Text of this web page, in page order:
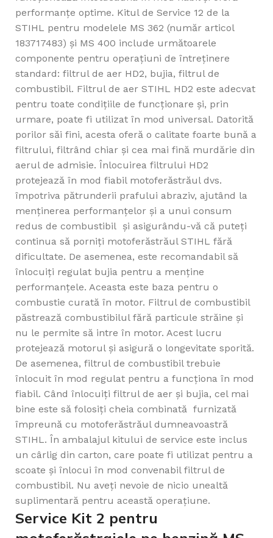
performanțe optime. Kitul de Service 12 de la
STIHL pentru modelele MS 362 (număr articol
183717483) și MS 400 include următoarele
componente pentru operaţiuni de întreținere
standard: filtrul de aer HD2, bujia, filtrul de
combustibil. Filtrul de aer STIHL HD2 este adecvat
pentru toate condițiile de funcționare și, prin
urmare, poate fi utilizat în mod universal. Datorită
porilor săi fini, acesta oferă o calitate foarte bună a
filtrului, filtrând chiar și cea mai fină murdărie din
aerul de admisie. Înlocuirea filtrului HD2
protejează în mod fiabil motoferăstrăul dvs.
împotriva pătrunderii prafului abraziv, ajutând la
menținerea performanțelor și a unui consum
redus de combustibil și asigurându-vă că puteți
continua să porniți motoferăstrăul STIHL fără
dificultate. De asemenea, este recomandabil să
înlocuiți regulat bujia pentru a menține
performanțele. Aceasta este baza pentru o
combustie curată în motor. Filtrul de combustibil
păstrează combustibilul fără particule străine și
nu le permite să intre în motor. Acest lucru
protejează motorul și asigură o longevitate sporită.
De asemenea, filtrul de combustibil trebuie
înlocuit în mod regulat pentru a funcționa în mod
fiabil. Când înlocuiți filtrul de aer și bujia, cel mai
bine este să folosiți cheia combinată furnizată
împreună cu motoferăstrăul dumneavoastră
STIHL. În ambalajul kitului de service este inclus
un cârlig din carton, care poate fi utilizat pentru a
scoate și înlocui în mod convenabil filtrul de
combustibil. Nu aveți nevoie de nicio unealtă
suplimentară pentru această operațiune.
Service Kit 2 pentru